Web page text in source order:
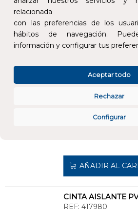
relacionada
con las preferencias de los
hábitos de navegación.
información y configurar tus
Configurar
Rechazar
Aceptar todo
Añade al carrito y
compra para ver la
AÑADIR AL
REF: 417980